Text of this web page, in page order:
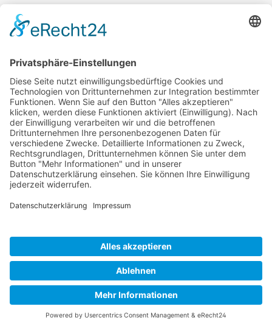
Tel.:+1 253-867-57 35
Unternehmen
Service
Media
© 2026 - Camaro Erich Roiser GmbH
AGB Impressum
und ggf. Nachnahmegebühren, wenn nicht anders angegeben.